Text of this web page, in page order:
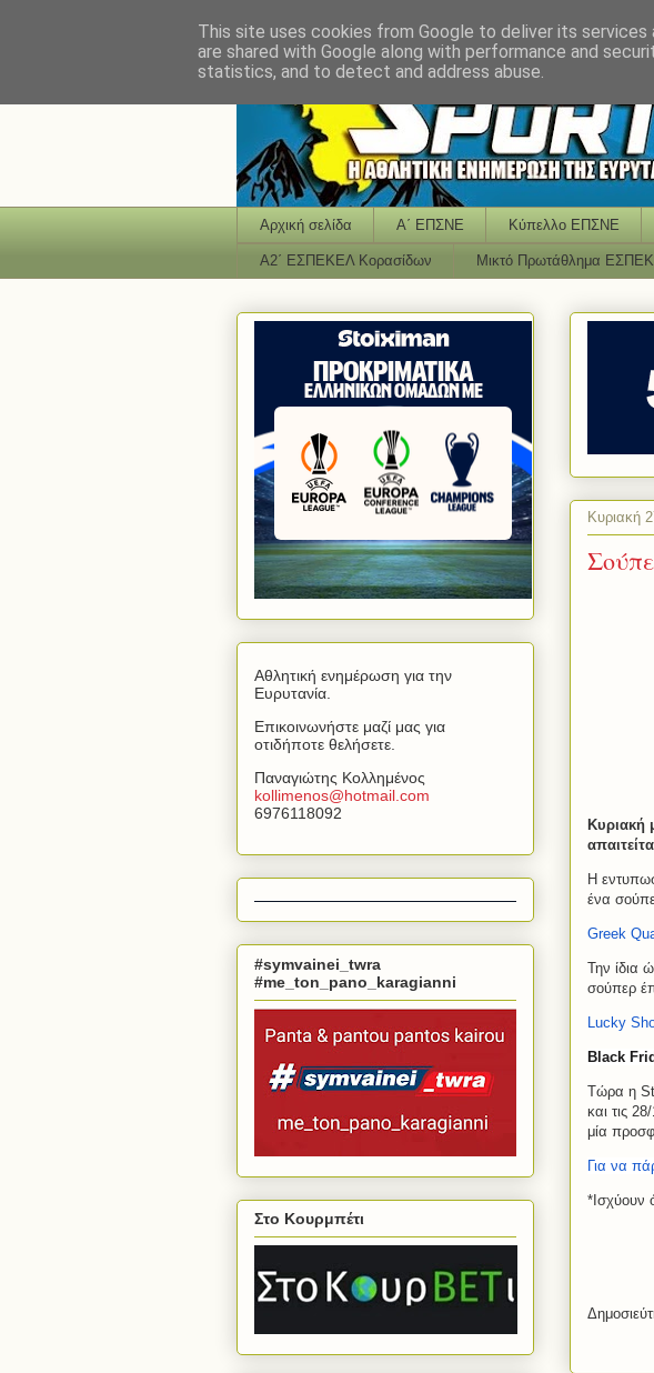
Αρχική σελίδα Α΄ ΕΠΣΝΕ Κύπελλο ΕΠΣΝΕ
Α2΄ ΕΣΠΕΚΕΛ Κορασίδων Μικτό Πρωτάθλημα
Κυριακή
Κυριακή
Η
ένα
Greek
Την ίδια
σούπερ
Lucky
Black
Τώρα η
και τις
μία
Για να
*​Ισχύουν
Αθλητική ενημέρωση για την
Ευρυτανία.
Επικοινωνήστε μαζί μας για
οτιδήποτε θελήσετε.
Παναγιώτης Κολλημένος
kollimenos@hotmail com
6976118092
#symvainei_twra
#me_ton_pano_karagianni
Στο Κουρμπέτι
This site uses cookies from Google to deliver its
are shared with Google along with performance and
statistics, and to detect and address abuse.